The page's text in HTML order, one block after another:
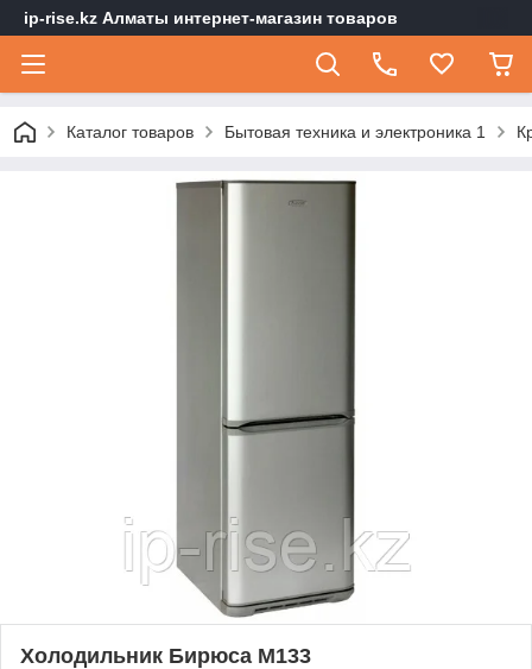
ip-rise.kz Алматы интернет-магазин товаров
Каталог товаров Бытовая техника и электроника 1
Холодильник Бирюса M133